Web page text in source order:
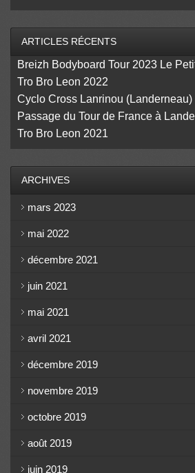
ARTICLES RÉCENTS
Breizh Bodyboard Tour 2023 Le
Tro Bro Leon 2022
Cyclo Cross Lanrinou (Landerneau)
Passage du Tour de France à
Tro Bro Leon 2021
ARCHIVES
mars 2023
mai 2022
décembre 2021
juin 2021
mai 2021
avril 2021
décembre 2019
novembre 2019
octobre 2019
août 2019
juin 2019